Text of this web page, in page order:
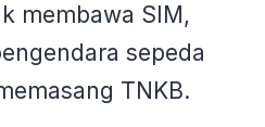
membawa SIM,
sepeda
TNKB.